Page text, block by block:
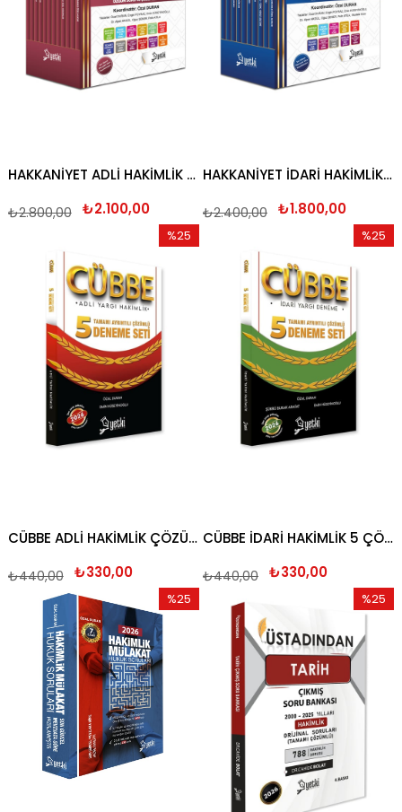
HAKKANİYET ADLİ HAKİMLİK SORU BANKASI SETİ 2026
₺2.100,00
₺2.800,00
HAKKANİYET İDARİ HAKİMLİK SORU BANKASI SETİ 2026
₺1.800,00
₺2.400,00
CÜBBE ADLİ HAKİMLİK ÇÖZÜMLÜ 5 DENEME SETİ 2026
₺330,00
₺440,00
%25
CÜBBE İDARİ HAKİMLİK 5 ÇÖZÜMLÜ DENEME 2026
₺330,00
₺440,00
%25
%25
%25İndirim
%25